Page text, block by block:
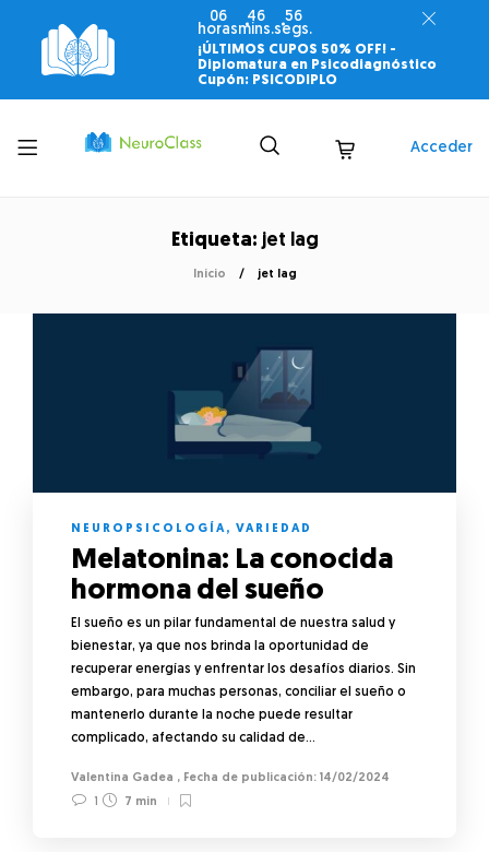
06
horas
46
mins.
56
segs.
¡ÚLTIMOS CUPOS 50% OFF! -
Diplomatura en Psicodiagnóstico
Cupón: PSICODIPLO
Toggle
menu
Acceder
Etiqueta:jet lag
Inicio jet lag
NEUROPSICOLOGÍA, VARIEDAD
Melatonina: La conocida
hormona del sueño
El sueño es un pilar fundamental de nuestra salud y
bienestar, ya que nos brinda la oportunidad de
recuperar energías y enfrentar los desafíos diarios. Sin
embargo, para muchas personas, conciliar el sueño o
mantenerlo durante la noche puede resultar
complicado, afectando su calidad de…
Valentina Gadea ,
14/02/2024
1
7 min